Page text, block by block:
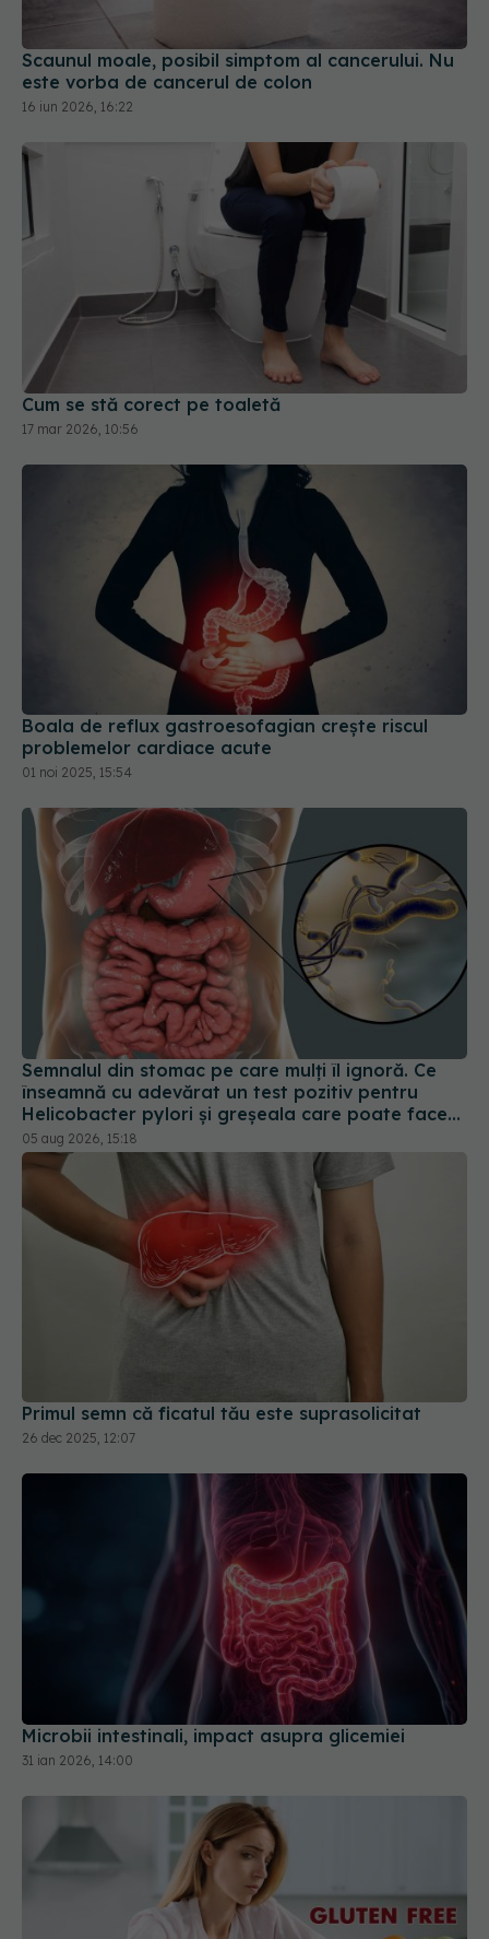
Scaunul moale, posibil simptom al cancerului. Nu
este vorba de cancerul de colon
16 iun 2026, 16:22
Cum se stă corect pe toaletă
17 mar 2026, 10:56
Boala de reflux gastroesofagian crește riscul
problemelor cardiace acute
01 noi 2025, 15:54
Semnalul din stomac pe care mulți îl ignoră. Ce
înseamnă cu adevărat un test pozitiv pentru
Helicobacter pylori și greșeala care poate face
tratamentul mult mai dificil
05 aug 2026, 15:18
Primul semn că ficatul tău este suprasolicitat
26 dec 2025, 12:07
Microbii intestinali, impact asupra glicemiei
31 ian 2026, 14:00